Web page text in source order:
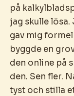
på
jag skulle
gav mig
byggde en
den online på
den. Sen fler.
tyst och stilla